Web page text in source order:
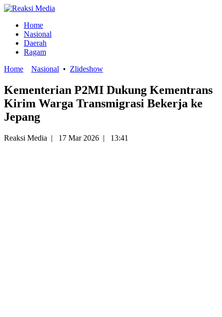
Home
Nasional
Daerah
Ragam
Home
Nasional • Zlideshow
Kementerian P2MI Dukung Kementrans
Kirim Warga Transmigrasi Bekerja ke
Jepang
Reaksi Media | 17 Mar 2026 | 13:41